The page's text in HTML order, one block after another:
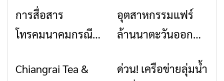
การสื่อสาร
โทรคมนาคมกรณีภัย
สัญญาณขาด การ
ข่าวเชียงราย
อุตสาหกรรมแฟร์
ล้านนาตะวันออก
สินค้าเด่น และเสน่ห์
ข่าวเชียงราย
Chiangrai Tea & ข่าวเชียงราย
ด่วน! เครือข่ายลุ่มน้ำ